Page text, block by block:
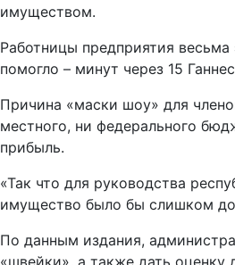
имуществом.
Работницы предприятия
помогло – минут через 15
Причина «маски шоу» для
местного, ни федерального
прибыль.
«Так что для руководства
имущество было бы слишком
По данным издания,
«швейки», а также дать